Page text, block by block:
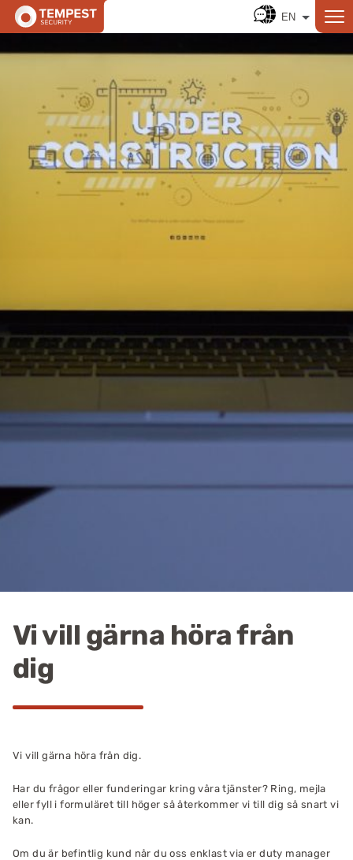
Vi vill gärna höra från
dig
Vi vill gärna höra från dig.
Har du frågor eller funderingar kring våra tjänster? Ring, mejla
eller fyll i formuläret till höger så återkommer vi till dig så snart vi
kan.
Om du är befintlig kund når du oss enklast via er duty manager